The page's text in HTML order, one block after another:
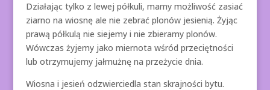
Działając tylko z lewej półkuli, mamy możliwość zasiać
ziarno na wiosnę ale nie zebrać plonów jesienią. Żyjąc
prawą półkulą nie siejemy i nie zbieramy plonów.
Wówczas żyjemy jako miernota wśród przeciętności
lub otrzymujemy jałmużnę na przeżycie dnia.
Wiosna i jesień odzwierciedla stan skrajności bytu.